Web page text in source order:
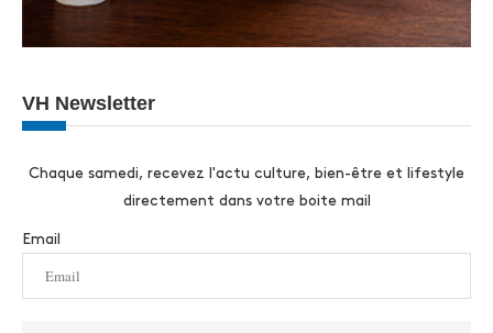
VH Newsletter
Chaque samedi, recevez l'actu culture, bien-être et lifestyle
directement dans votre boite mail
Email